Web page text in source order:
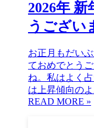
2026年
うござい
お正月もだい
ておめでとう
ね。私はよく
は上昇傾向のよ